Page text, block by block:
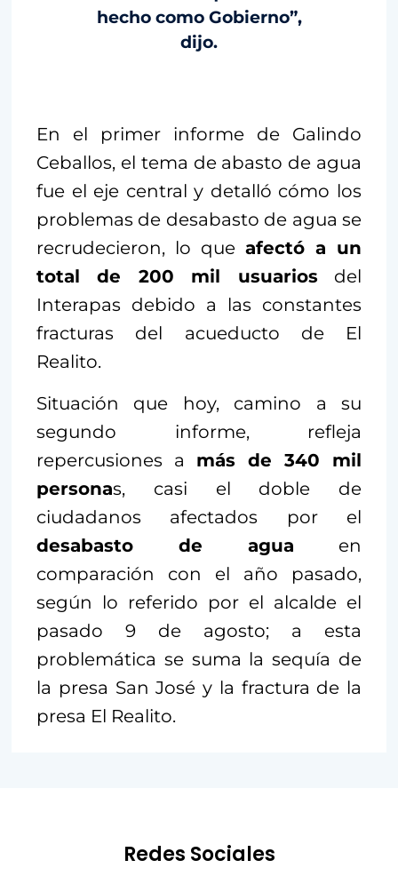
hecho como Gobierno”,
dijo.
En el primer informe de Galindo
Ceballos, el tema de abasto de agua
fue el eje central y detalló cómo los
problemas de desabasto de agua se
recrudecieron, lo que afectó a un
total de 200 mil usuarios del
Interapas debido a las constantes
fracturas del acueducto de El
Realito.
Situación que hoy, camino a su
segundo informe, refleja
repercusiones a más de 340 mil
personas, casi el doble de
ciudadanos afectados por el
desabasto de agua en
comparación con el año pasado,
según lo referido por el alcalde el
pasado 9 de agosto; a esta
problemática se suma la sequía de
la presa San José y la fractura de la
presa El Realito.
Redes Sociales